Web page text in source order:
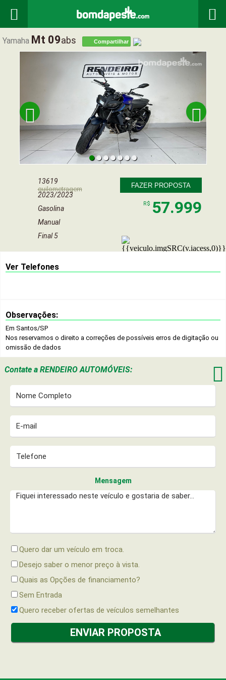
 
Yamaha Mt 09Abs Compartilhar
 
13619
quilometragem
2023/2023
Gasolina
Manual
Final 5
FAZER PROPOSTA
R$ 57.999
Ver Telefones
Observações:
Em Santos/SP
Nos reservamos o direito a correções de possíveis erros de digitação ou
omissão de dados
Contate a RENDEIRO AUTOMÓVEIS: 
Mensagem
Quero dar um veículo em troca.
Desejo saber o menor preço à vista.
Quais as Opções de financiamento?
Sem Entrada
Quero receber ofertas de veículos semelhantes